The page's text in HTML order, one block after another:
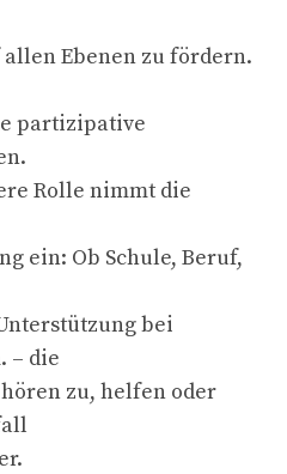
Ebenen zu fördern.
partizipative
Rolle nimmt die
ein: Ob Schule, Beruf,
bei
– die
zu, helfen oder